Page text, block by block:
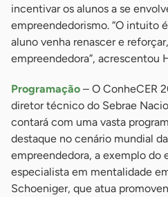
incentivar os alunos a se
empreendedorismo. “O intuito
aluno venha renascer e
empreendedora”, acrescentou
Programação – O ConheCER
diretor técnico do Sebrae
contará com uma vasta
destaque no cenário mundial
empreendedora, a exemplo do
especialista em mentalidade
Schoeniger, que atua